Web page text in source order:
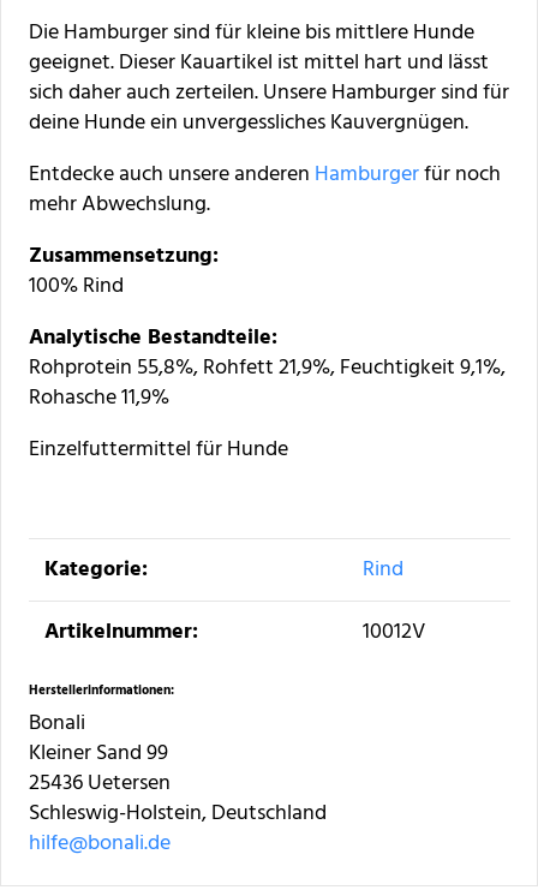
Die Hamburger sind für kleine bis mittlere Hunde
geeignet. Dieser Kauartikel ist mittel hart und lässt
sich daher auch zerteilen. Unsere Hamburger sind für
deine Hunde ein unvergessliches Kauvergnügen.
Entdecke auch unsere anderen Hamburgerfür noch
mehr Abwechslung.
Zusammensetzung:
100% Rind
Analytische Bestandteile:
Rohprotein 55,8%, Rohfett 21,9%, Feuchtigkeit 9,1%,
Rohasche 11,9%
Einzelfuttermittel für Hunde
Produkteigenschaft
Wert
Kategorie:
Rind
Artikelnummer:
10012V
Herstellerinformationen:
Bonali
Kleiner Sand 99
25436 Uetersen
Schleswig-Holstein, Deutschland
hilfe@bonali.de